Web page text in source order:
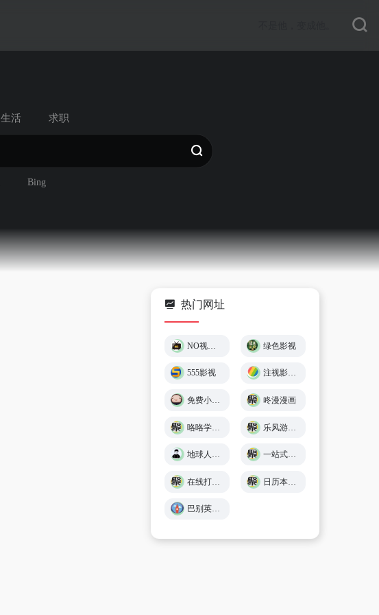
生活 求职
Bing
热门网址
绿色影视
555影视 注视影视 - 免费在线观影
免费小游戏在线玩 🕹️ 小猪秒玩 咚漫漫画
地球人导航 - 探索全网优质免费资源 一站式在线工具服务平台 - 工具派
巴别英语 - 英语听力练习,看美剧学英语